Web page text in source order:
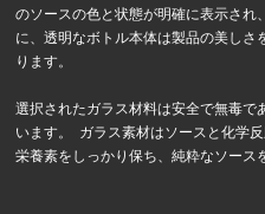
のソースの色と状態が明確に表示さ
に、透明なボトル本体は製品の美しさ
ります。
選択されたガラス材料は安全で無毒で
います。 ガラス素材はソースと化学
栄養素をしっかり保ち、純粋なソース